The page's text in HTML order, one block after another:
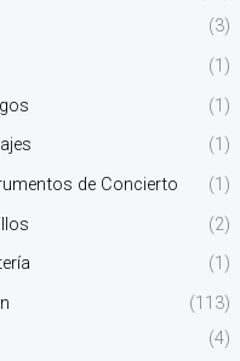
(3)
(1)
(1)
(1)
de Concierto
(1)
(2)
(1)
(113)
(4)